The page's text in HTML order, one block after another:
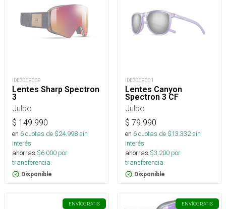
IDE3009009
Lentes Sharp Spectron
3
Julbo
$ 149.990
en 6cuotas de $24.998sin
interés
ahorras $6.000 por
transferencia.
Disponible
IDE3009001
Lentes Canyon
Spectron 3 CF
Julbo
$ 79.990
en 6cuotas de $13.332sin
interés
ahorras $3.200 por
transferencia.
Disponible
ENVÍOGRATIS ENVÍOGRATIS